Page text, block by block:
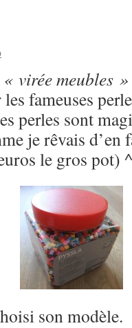
« virée meubles »
les fameuses
perles sont
je rêvais d’en
le gros pot)
son modèle.